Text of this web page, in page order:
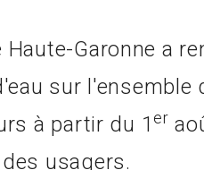
Haute-Garonne a
sur l'ensemble
à partir du 1 er
usagers.